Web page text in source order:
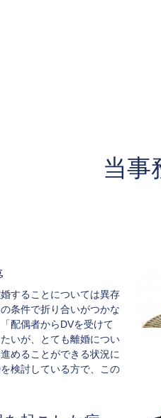
当事
婚することについては異存
条件で折り合いがつかな
配偶者からDVを受けて
いが、とても離婚につい
めることができる状況に
検討している方で、この